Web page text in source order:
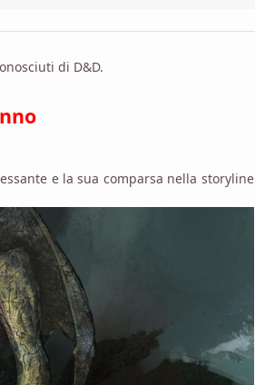
di D&D.
e la sua comparsa nella storyline